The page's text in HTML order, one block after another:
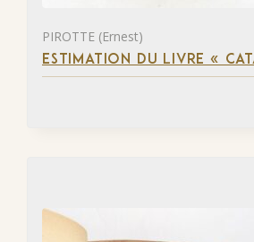
PIROTTE (Ernest)
ESTIMATION DU LIVRE «